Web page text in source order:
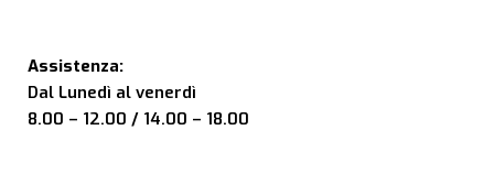
Assistenza:
Dal Lunedì al venerdì
8.00 – 12.00 / 14.00 – 18.00